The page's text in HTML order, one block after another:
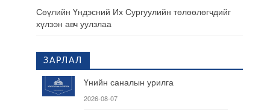
Сөүлийн Үндэсний Их Сургуулийн төлөөлөгчдийг
хүлээн авч уулзлаа
ЗАРЛАЛ
Үнийн саналын урилга
2026-08-07